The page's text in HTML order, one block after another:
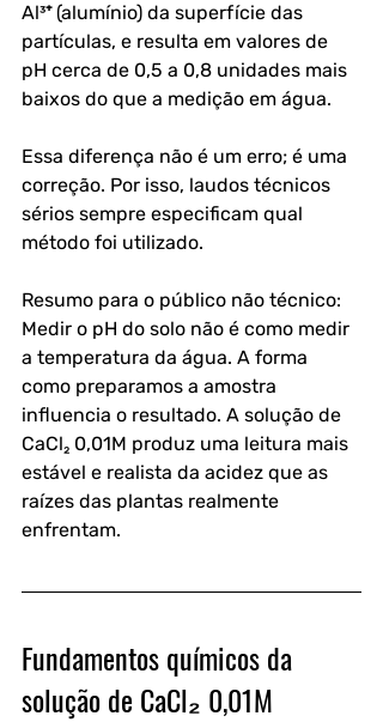
Al³⁺ (alumínio) da superfície das
partículas, e resulta em valores de
pH cerca de 0,5 a 0,8 unidades mais
baixos do que a medição em água.
Essa diferença não é um erro; é uma
correção. Por isso, laudos técnicos
sérios sempre especificam qual
método foi utilizado.
Resumo para o público não técnico:
Medir o pH do solo não é como medir
a temperatura da água. A forma
como preparamos a amostra
influencia o resultado. A solução de
CaCl₂ 0,01M produz uma leitura mais
estável e realista da acidez que as
raízes das plantas realmente
enfrentam.
Fundamentos químicos da
solução de CaCl₂ 0,01M